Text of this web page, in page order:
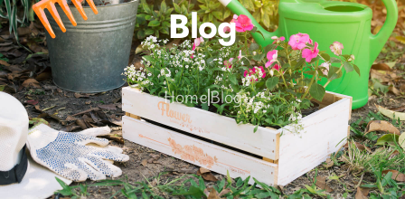
Blog
HomeBlog